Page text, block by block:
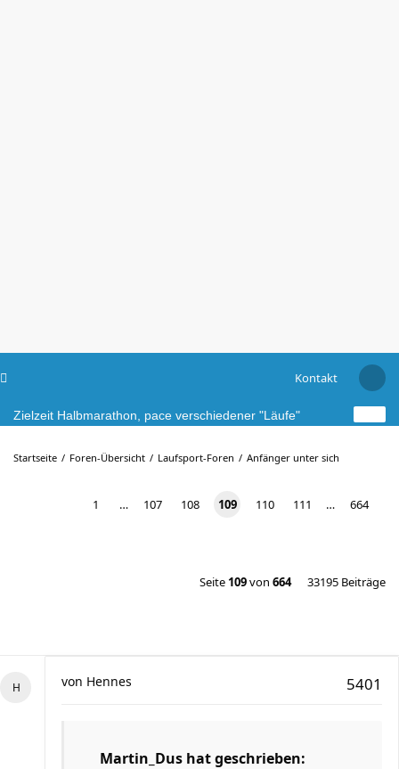
Kontakt
Zielzeit Halbmarathon, pace verschiedener "Läufe"
Startseite Foren-Übersicht Laufsport-Foren Anfänger unter sich
1 … 107 108 109 110 111 … 664
Seite 109von 664 33195 Beiträge
5401
von Hennes
Martin_Dus hat geschrieben: